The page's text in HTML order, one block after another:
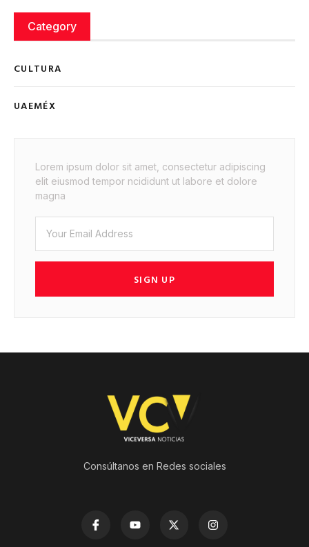
Category
CULTURA
UAEMÉX
Lorem ipsum dolor sit amet, consectetur adipiscing
elit eiusmod tempor ncididunt ut labore et dolore
magna
SIGN UP
Consúltanos en Redes sociales